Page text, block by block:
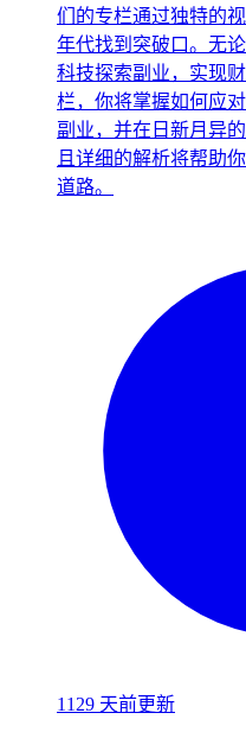
们的专栏通过独特的
年代找到突破口。无
科技探索副业，实现
栏，你将掌握如何应
副业，并在日新月异
且详细的解析将帮助
道路。
1129 天前更新